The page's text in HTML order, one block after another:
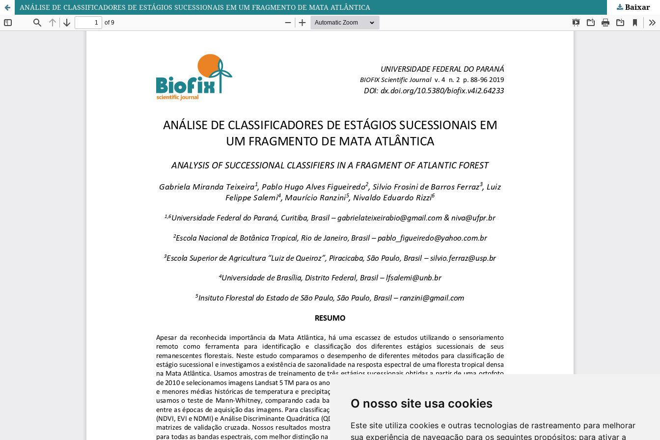
O nosso site usa cookies
Este site utiliza cookies e outras tecnologias de rastreamento para melhorar
sua experiência de navegação para os seguintes propósitos: para ativar a
ANÁLISE DE CLASSIFICADORES DE ESTÁGIOS SUCESSIONAIS EM UM FRAGMENTO DE MATA ATLÂNTICA Baixar